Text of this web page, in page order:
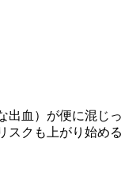
血）が便に混じ
クも上がり始め